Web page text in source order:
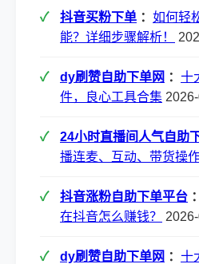
抖音买粉下单 ： 如何轻
能？详细步骤解析！
dy刷赞自助下单网 ： 十
件，良心工具合集
24小时直播间人气自助
播连麦、互动、带货操
抖音涨粉自助下单平台 ：
在抖音怎么赚钱？
dy刷赞自助下单网 ： 十